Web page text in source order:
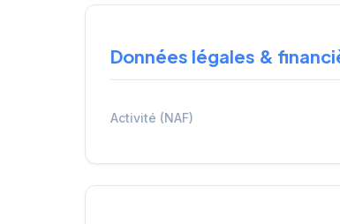
Données légales &
Activité (NAF)